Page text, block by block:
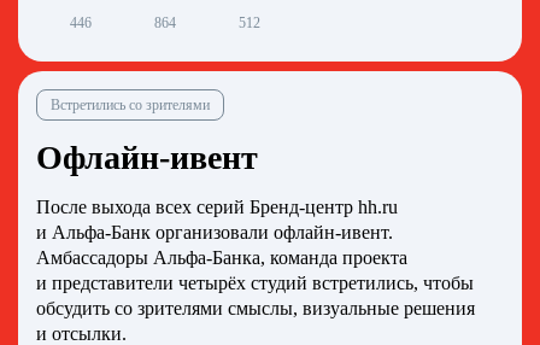
446
864 512
Встретились со зрителями
Офлайн-ивент
После выхода всех серий Бренд-центр hh.ru
и Альфа‑Банк организовали офлайн-ивент.
Амбассадоры Альфа‑Банка, команда проекта
и представители четырёх студий встретились, чтобы
обсудить со зрителями смыслы, визуальные решения
и отсылки.